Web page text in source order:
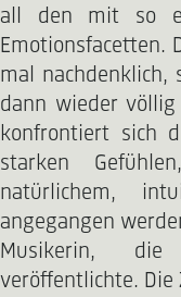
all den mit so
Emotionsfacetten.
mal nachdenklich,
dann wieder
konfrontiert sich
starken
natürlichem,
angegangen
Musikerin,
veröffentlichte. Die